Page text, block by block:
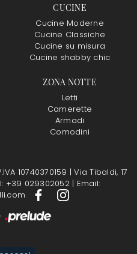
CUCINE
Cucine Moderne
Cucine Classiche
Cucine su misura
Cucine shabby chic
ZONA NOTTE
Letti
Camerette
Armadi
Comodini
10740370159 |Via Tibaldi, 17
+39 029302052 | Email: